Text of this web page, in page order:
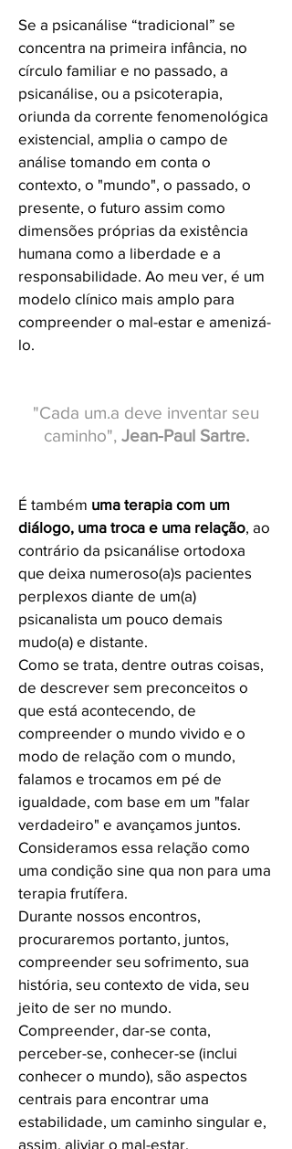
Se a psicanálise “tradicional” se
concentra na primeira infância, no
círculo familiar e no passado, a
psicanálise, ou a psicoterapia,
oriunda da corrente fenomenológica
existencial, amplia o campo de
análise tomando em conta o
contexto, o "mundo", o passado, o
presente, o futuro assim como
dimensões próprias da existência
humana como a liberdade e a
responsabilidade. Ao meu ver, é um
modelo clínico mais amplo para
compreender o mal-estar e amenizá-
lo.
"Cada um.a deve inventar seu
caminho", Jean-Paul Sartre.
É também uma terapia com um
diálogo, uma troca e uma relação, ao
contrário da psicanálise ortodoxa
que deixa numeroso(a)s pacientes
perplexos diante de um(a)
psicanalista um pouco demais
mudo(a) e distante.
Como se trata, dentre outras coisas,
de descrever sem preconceitos o
que está acontecendo, de
compreender o mundo vivido e o
modo de relação com o mundo,
falamos e trocamos em pé de
igualdade, com base em um "falar
verdadeiro" e avançamos juntos.
Consideramos essa relação como
uma condição sine qua non para uma
terapia frutífera.
Durante nossos encontros,
procuraremos portanto, juntos,
compreender seu sofrimento, sua
história, seu contexto de vida, seu
jeito de ser no mundo.
Compreender, dar-se conta,
perceber-se, conhecer-se (inclui
conhecer o mundo), são aspectos
centrais para encontrar uma
estabilidade, um caminho singular e,
assim, aliviar o mal-estar.